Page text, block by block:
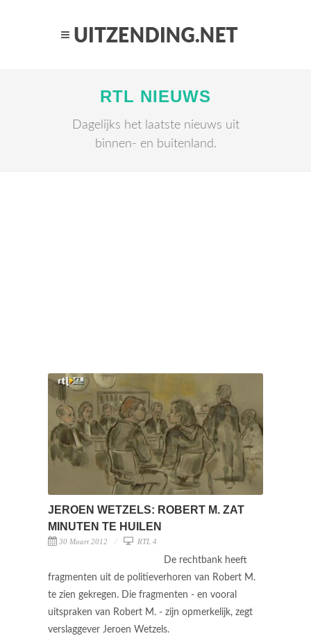
RTL NIEUWS
Dagelijks het laatste nieuws uit
binnen- en buitenland.
JEROEN WETZELS: ROBERT M. ZAT
MINUTEN TE HUILEN
30 Maart 2012 RTL 4
De rechtbank heeft
fragmenten uit de politieverhoren van Robert M.
te zien gekregen. Die fragmenten - en vooral
uitspraken van Robert M. - zijn opmerkelijk, zegt
verslaggever Jeroen Wetzels.